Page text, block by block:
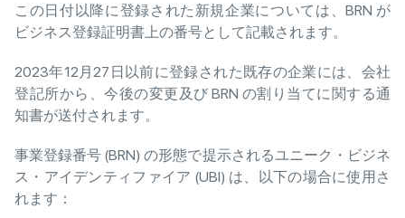
この日付以降に登録された新規企業については、BRN が
ビジネス登録証明書上の番号として記載されます。
2023年12月27日以前に登録された既存の企業には、会社
登記所から、今後の変更及び BRN の割り当てに関する通
知書が送付されます。
事業登録番号 (BRN) の形態で提示されるユニーク・ビジネ
ス・アイデンティファイア (UBI) は、以下の場合に使用さ
れます：